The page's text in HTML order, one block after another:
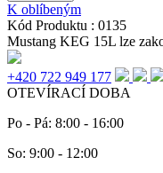
K oblíbeným
Kód Produktu : 0135
Mustang KEG 15L lze
+420 722 949 177
OTEVÍRACÍ DOBA
Po - Pá: 8:00 - 16:00
So: 9:00 - 12:00